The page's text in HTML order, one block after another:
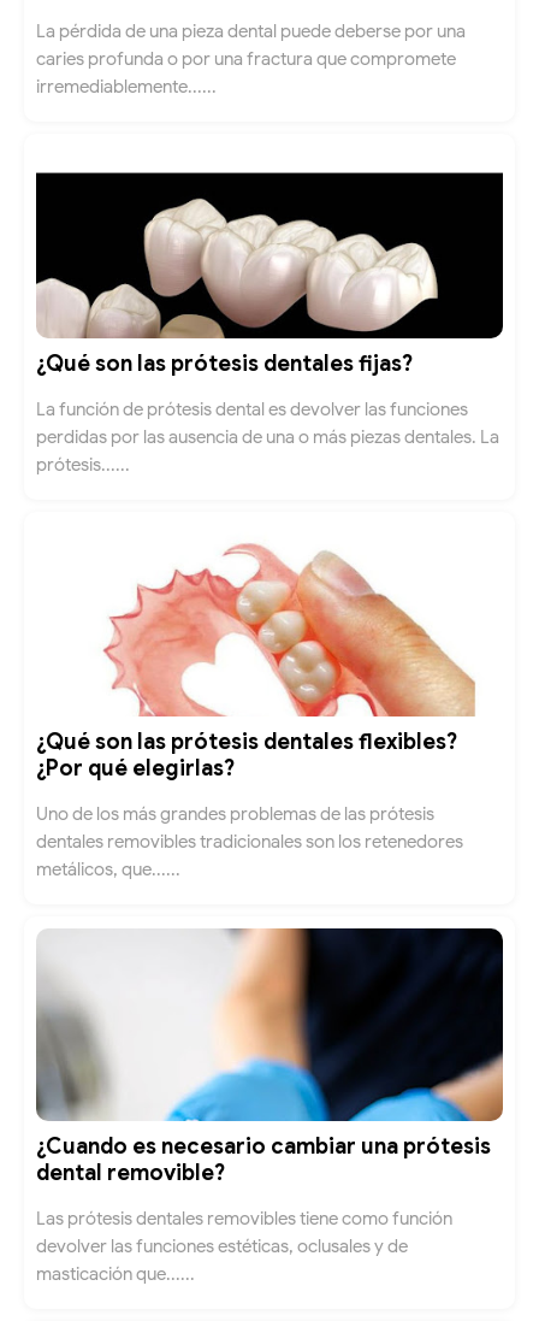
La pérdida de una pieza dental puede deberse por una
caries profunda o por una fractura que compromete
irremediablemente......
¿Qué son las prótesis dentales fijas?
La función de prótesis dental es devolver las funciones
perdidas por las ausencia de una o más piezas dentales. La
prótesis......
¿Qué son las prótesis dentales flexibles?
¿Por qué elegirlas?
Uno de los más grandes problemas de las prótesis
dentales removibles tradicionales son los retenedores
metálicos, que......
¿Cuando es necesario cambiar una prótesis
dental removible?
Las prótesis dentales removibles tiene como función
devolver las funciones estéticas, oclusales y de
masticación que......